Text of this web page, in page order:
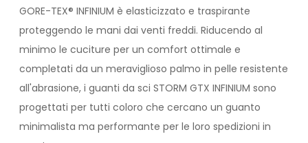
GORE-TEX® INFINIUM è elasticizzato e traspirante
proteggendo le mani dai venti freddi. Riducendo al
minimo le cuciture per un comfort ottimale e
completati da un meraviglioso palmo in pelle resistente
all'abrasione, i guanti da sci STORM GTX INFINIUM sono
progettati per tutti coloro che cercano un guanto
minimalista ma performante per le loro spedizioni in